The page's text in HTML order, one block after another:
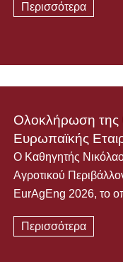
Περισσότερα
Ολοκλήρωση της
Ευρωπαϊκής
Ο Καθηγητής
Αγροτικού
EurAgEng 2026, το
Περισσότερα